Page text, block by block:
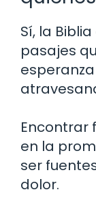
Sí, la
pasajes
Encontrar
en la
ser
dolor.